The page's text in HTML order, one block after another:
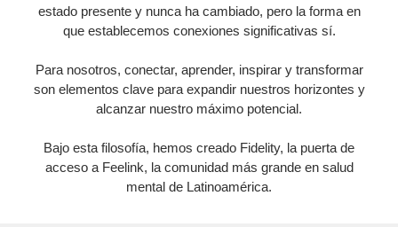
estado presente y nunca ha cambiado, pero la forma en
que establecemos conexiones significativas sí.
Para nosotros, conectar, aprender, inspirar y transformar
son elementos clave para expandir nuestros horizontes y
alcanzar nuestro máximo potencial.
Bajo esta filosofía, hemos creado Fidelity, la puerta de
acceso a Feelink, la comunidad más grande en salud
mental de Latinoamérica.